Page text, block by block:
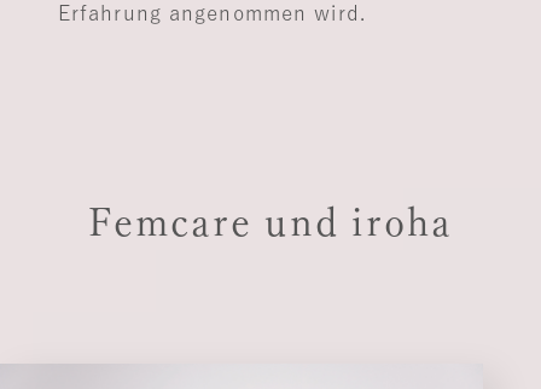
Erfahrung angenommen wird.
Femcare und iroha